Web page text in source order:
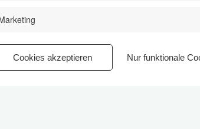
Cookies akzeptieren Nur funktionale
mit dem gelben Band